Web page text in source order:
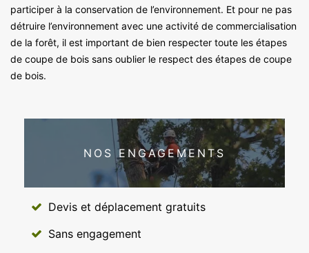
participer à la conservation de l’environnement. Et pour ne pas
détruire l’environnement avec une activité de commercialisation
de la forêt, il est important de bien respecter toute les étapes
de coupe de bois sans oublier le respect des étapes de coupe
de bois.
NOS ENGAGEMENTS
Devis et déplacement gratuits
Sans engagement